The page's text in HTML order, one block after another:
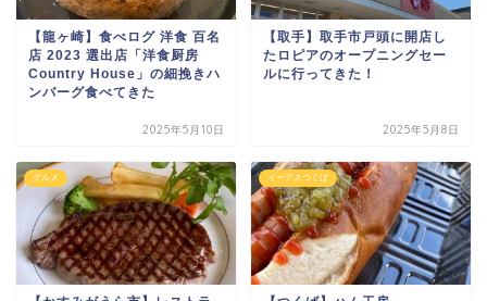
【龍ヶ崎】食べログ 洋食 百名
店 2023 選出店「洋食厨房
Country House」の細挽きハ
ンバーグ食べてきた
2025年5月10日
【取手】取手市戸頭に開店し
たロピアのオープニングセー
ルに行ってきた！
2025年5月8日
グルメ イーアスつくば